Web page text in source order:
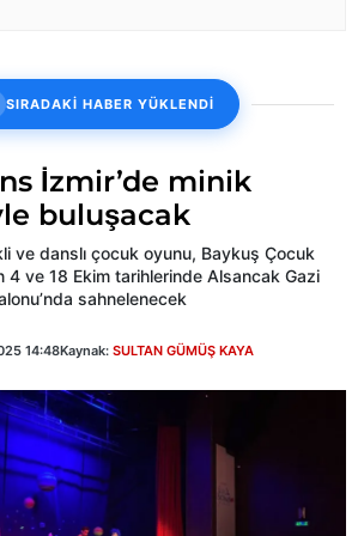
SIRADAKİ HABER YÜKLENDİ
İzmir’de minik
buluşacak
ve danslı çocuk oyunu, Baykuş Çocuk
4 ve 18 Ekim tarihlerinde Alsancak Gazi
sahnelenecek
14:48Kaynak: SULTAN GÜMÜŞ KAYA